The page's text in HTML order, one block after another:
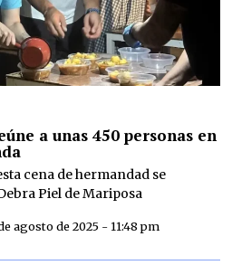
a unas 450 personas en
cena de hermandad se
Piel de Mariposa
agosto de 2025 - 11:48 pm